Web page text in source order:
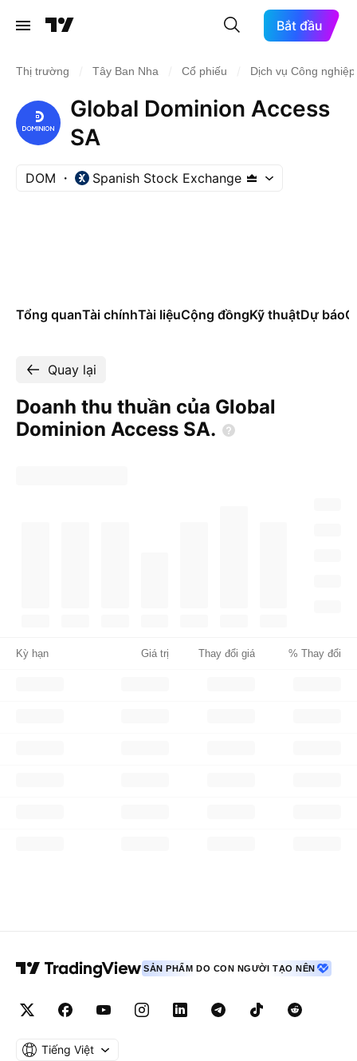
Bắt đầu
Thị trường Tây Ban Nha Cổ phiếu Dịch vụ Công nghiệp
Global Dominion Access
SA
DOM Spanish Stock Exchange
Tổng quanTài chínhTài liệuCộng đồngKỹ thuậtDự báo
Quay lại
Doanh thu thuần của Global
Dominion Access SA.
Kỳ hạn Giá trị Thay đổi giá % Thay đổi
SẢN PHẨM DO CON NGƯỜI TẠO NÊN
Tiếng Việt